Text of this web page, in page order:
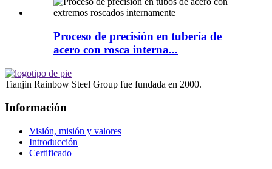
Proceso de precisión en tubería de
acero con rosca interna...
Tianjin Rainbow Steel Group fue fundada en 2000.
Información
Visión, misión y valores
Introducción
Certificado